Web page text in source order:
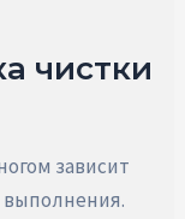
чистки
зависит
выполнения.